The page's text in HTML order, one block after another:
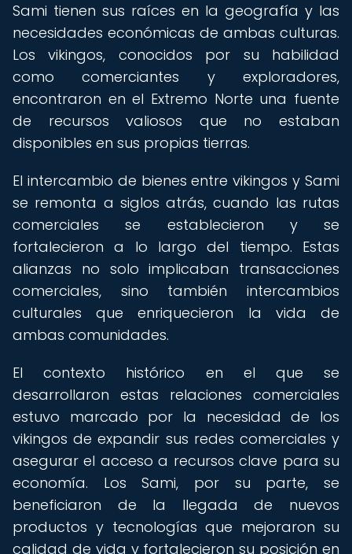
Sami tienen sus raíces en la geografía y las
necesidades económicas de ambas culturas.
Los vikingos, conocidos por su habilidad
como comerciantes y exploradores,
encontraron en el Extremo Norte una fuente
de recursos valiosos que no estaban
disponibles en sus propias tierras.
El intercambio de bienes entre vikingos y Sami
se remonta a siglos atrás, cuando las rutas
comerciales se establecieron y se
fortalecieron a lo largo del tiempo. Estas
alianzas no solo implicaban transacciones
comerciales, sino también intercambios
culturales que enriquecieron la vida de
ambas comunidades.
El contexto histórico en el que se
desarrollaron estas relaciones comerciales
estuvo marcado por la necesidad de los
vikingos de expandir sus redes comerciales y
asegurar el acceso a recursos clave para su
economía. Los Sami, por su parte, se
beneficiaron de la llegada de nuevos
productos y tecnologías que mejoraron su
calidad de vida y fortalecieron su posición en